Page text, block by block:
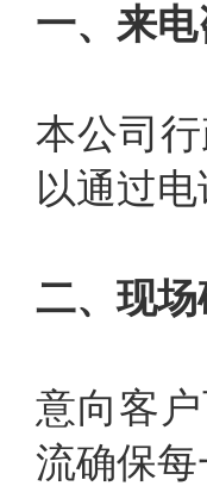
一、来
本公司
以通过
二、现
意向客
流确保